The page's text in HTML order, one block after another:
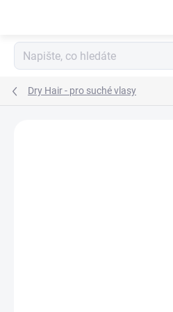
Dry Hair - pro suché vlasy